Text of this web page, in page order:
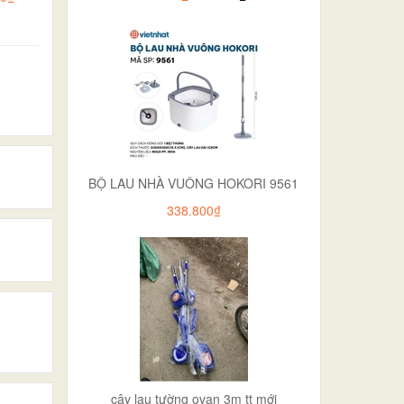
BỘ LAU NHÀ VUÔNG HOKORI 9561
338.800₫
cây lau tường ovan 3m tt mới